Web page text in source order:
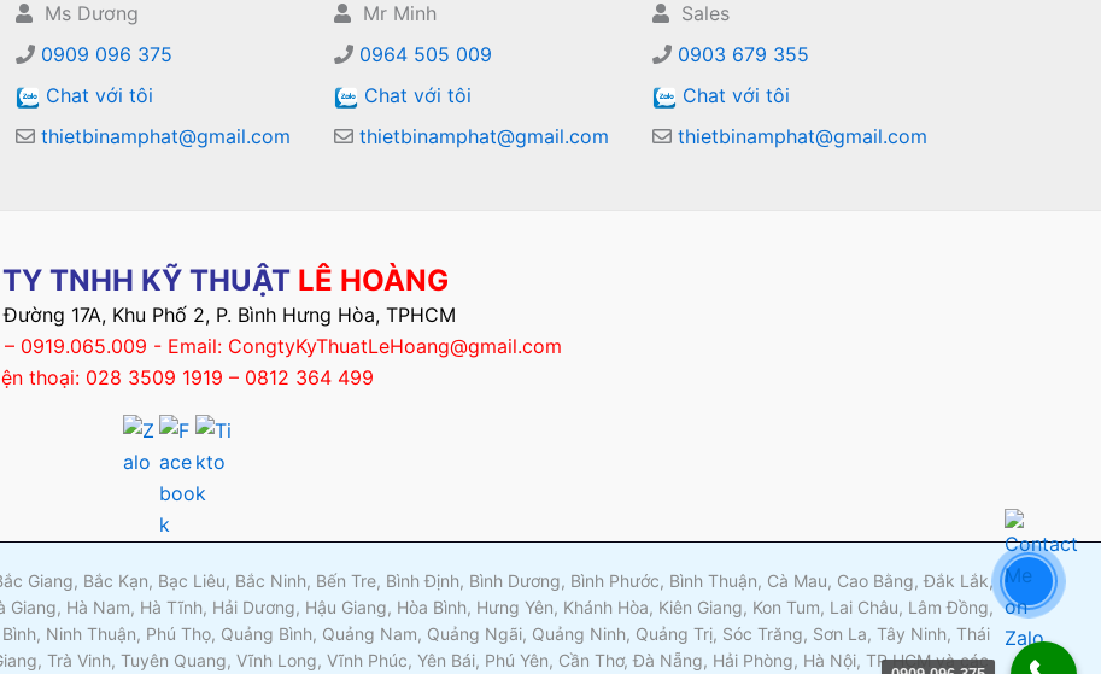
Ms Dương
0909 096 375
Chat với tôi
thietbinamphat@gmail.com
Mr Minh
0964 505 009
Chat với tôi
thietbinamphat@gmail.com
Sales
0903 679 355
Chat với tôi
thietbinamphat@gmail.com
TNHH KỸ THUẬT LÊ HOÀNG
17A, Khu Phố 2, P. Bình Hưng Hòa, TPHCM
0919.065.009 - Email: CongtyKyThuatLeHoang@gmail.com
thoại: 028 3509 1919 – 0812 364 499
Giang, Bắc Kạn, Bạc Liêu, Bắc Ninh, Bến Tre, Bình Định, Bình Dương, Bình Phước, Bình Thuận, Cà Mau, Cao Bằng, Đắk Lắk,
Hà Nam, Hà Tĩnh, Hải Dương, Hậu Giang, Hòa Bình, Hưng Yên, Khánh Hòa, Kiên Giang, Kon Tum, Lai Châu, Lâm Đồng,
Ninh Thuận, Phú Thọ, Quảng Bình, Quảng Nam, Quảng Ngãi, Quảng Ninh, Quảng Trị, Sóc Trăng, Sơn La, Tây Ninh, Thái
Trà Vinh, Tuyên Quang, Vĩnh Long, Vĩnh Phúc, Yên Bái, Phú Yên, Cần Thơ, Đà Nẵng, Hải Phòng, Hà Nội, TP HCM và các